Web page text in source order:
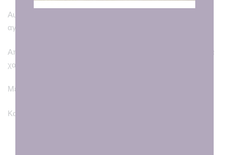
Αυτή τη γατούλα δε θα θέλετε να την αφήσετε από την
αγκαλιά σας!
Από μαλακό ύφασμα και υποαλλεργική γέμιση με κεντημένα
χαρακτηριστικά και μια γλυκιά καρδούλα!
Μέγεθος: 40εκ.
Κατάλληλη και για τα μωράκια μας!